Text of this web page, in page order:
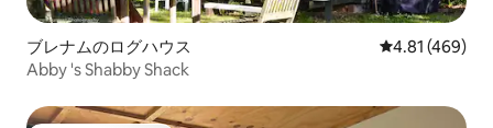
ブレナムのログハウス レビュー469
4.81 (469)
Abby 's Shabby Shack